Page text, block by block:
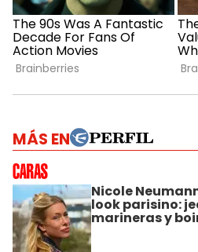
MÁS EN
Nicole
look parisino:
marineras y